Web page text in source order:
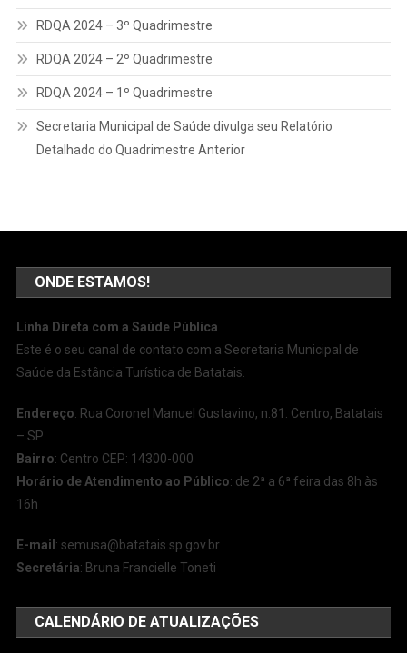
RDQA 2024 – 3º Quadrimestre
RDQA 2024 – 2º Quadrimestre
RDQA 2024 – 1º Quadrimestre
Secretaria Municipal de Saúde divulga seu Relatório
Detalhado do Quadrimestre Anterior
ONDE ESTAMOS!
Linha Direta com a Saúde Pública
Este é o seu canal de contato com a Secretaria Municipal de
Saúde da Estância Turística de Batatais.
Endereço: Rua Coronel Manuel Gustavino, n.81. Centro, Batatais
– SP
Bairro: Centro CEP: 14300-000
Horário de Atendimento ao Público: de 2ª a 6ª feira das 8h às
16h
E-mail :semusa@batatais.sp.gov.br
Secretária: Bruna Francielle Toneti
CALENDÁRIO DE ATUALIZAÇÕES